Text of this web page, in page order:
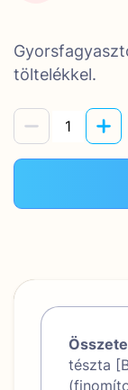
töltelékkel.
tészta